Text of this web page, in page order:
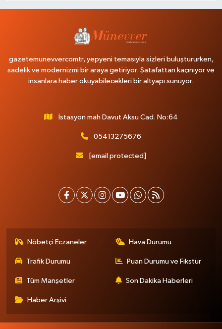
gazetemunevvercomtr, yepyeni temasıyla sizleri buluştururken,
sadelik ve modernizmi bir araya getiriyor. Şatafattan kaçınıyor ve
insanlara haber okuyabilecekleri bir altyapı sunuyor.
İstasyon mah Davut Aksu Cad. No:64
05413275676
[email protected]
Nöbetçi Eczaneler Hava Durumu
Trafik Durumu Puan Durumu ve Fikstür
Tüm Manşetler Son Dakika Haberleri
Haber Arşivi